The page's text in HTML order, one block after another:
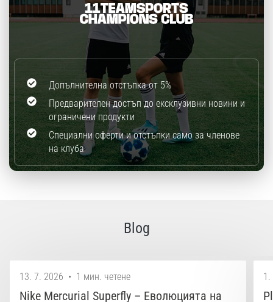
Допълнителна отстъпка от 5%
Предварителен достъп до ексклузивни новини и
ограничени продукти
Специални оферти и отстъпки само за членове
на клуба
Blog
13. 7. 2026 • 1 мин. четене
Nike Mercurial Superfly – Еволюцията на
1.